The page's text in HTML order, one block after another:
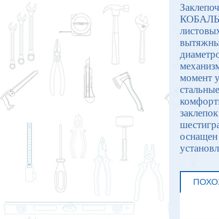
момент
оснащен